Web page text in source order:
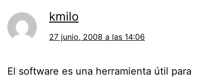
kmilo
27 junio, 2008 a las 14:06
El software es una herramienta útil para